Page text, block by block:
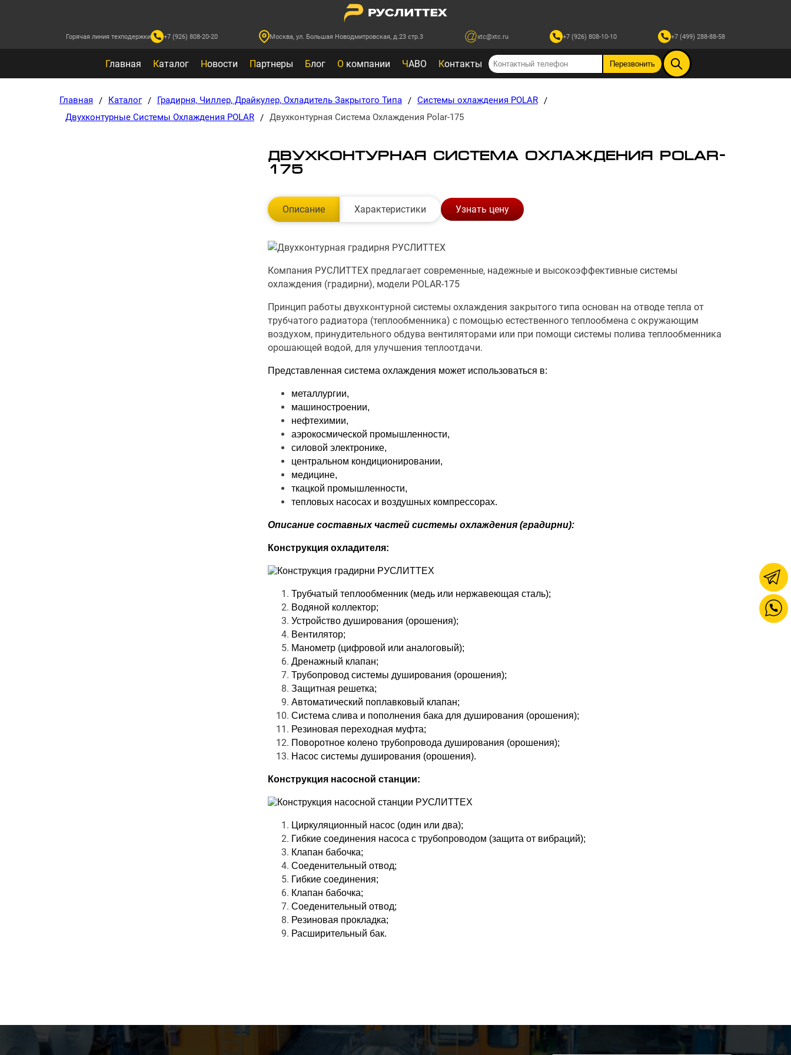
Горячая линия техподержки +7 (926) 808-20-20 Москва, ул. Большая Новодмитровская, д.23 стр.3 xtc@xtc.ru +7 (926) 808-10-10 +7 (499) 288-88-58
Главная Каталог Новости Партнеры Блог О компании ЧАВО Контакты
Главная / Каталог / Градирня, Чиллер, Драйкулер, Охладитель Закрытого Типа / Системы охлаждения POLAR
/
Двухконтурные Системы Охлаждения POLAR
/ Двухконтурная Система Охлаждения Polar-175
ДВУХКОНТУРНАЯ СИСТЕМА ОХЛАЖДЕНИЯ POLAR-
175
Описание Характеристики Узнать цену
Компания РУСЛИТТЕХ предлагает современные, надежные и высокоэффективные системы
охлаждения (градирни), модели POLAR-175
Принцип работы двухконтурной системы охлаждения закрытого типа основан на отводе тепла от
трубчатого радиатора (теплообменника) с помощью естественного теплообмена с окружающим
воздухом, принудительного обдува вентиляторами или при помощи системы полива теплообменника
орошающей водой, для улучшения теплоотдачи.
Представленная система охлаждения может использоваться в:
металлургии,
машиностроении,
нефтехимии,
аэрокосмической промышленности,
силовой электронике,
центральном кондиционировании,
медицине,
ткацкой промышленности,
тепловых насосах и воздушных компрессорах.
Описание составных частей системы охлаждения (градирни):
Конструкция охладителя:
Трубчатый теплообменник (медь или нержавеющая сталь);
Водяной коллектор;
Устройство душирования (орошения);
Вентилятор;
Манометр (цифровой или аналоговый);
Дренажный клапан;
Трубопровод системы душирования (орошения);
Защитная решетка;
Автоматический поплавковый клапан;
Система слива и пополнения бака для душирования (орошения);
Резиновая переходная муфта;
Поворотное колено трубопровода душирования (орошения);
Насос системы душирования (орошения).
Конструкция насосной станции:
Циркуляционный насос (один или два);
Гибкие соединения насоса с трубопроводом (защита от вибраций);
Клапан бабочка;
Соеденительный отвод;
Гибкие соединения;
Клапан бабочка;
Соеденительный отвод;
Резиновая прокладка;
Расширительный бак.